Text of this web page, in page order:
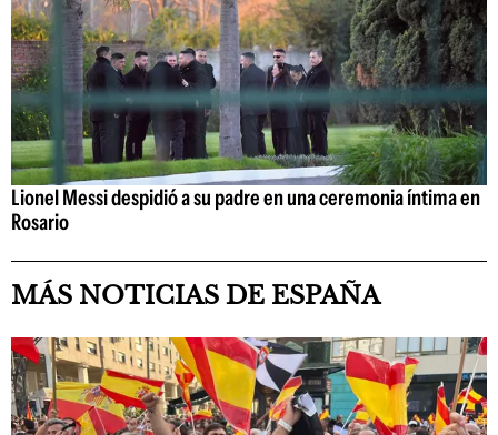
Lionel Messi despidió a su padre en una ceremonia íntima en
Rosario
MÁS NOTICIAS DE ESPAÑA